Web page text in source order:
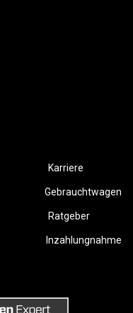
Karriere
Gebrauchtwagen
Ratgeber
Inzahlungnahme